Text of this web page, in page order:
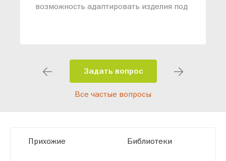
возможность адаптировать изделия под
помещения и личные пожелания.
Благодаря современному
высокотехнологичному оборудованию
размерам.
Задать вопрос
Все частые вопросы
Прихожие Библиотеки